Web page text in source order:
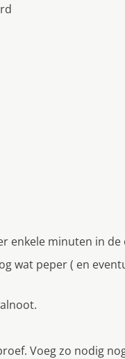
enkele minuten in de
wat peper ( en
Voeg zo nodig